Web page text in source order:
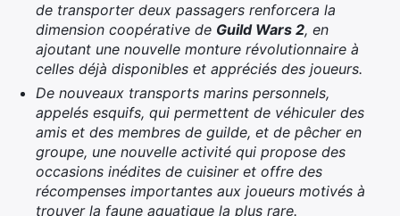
de transporter deux passagers renforcera la
dimension coopérative de Guild Wars 2, en
ajoutant une nouvelle monture révolutionnaire à
celles déjà disponibles et appréciés des joueurs.
De nouveaux transports marins personnels,
appelés esquifs, qui permettent de véhiculer des
amis et des membres de guilde, et de pêcher en
groupe, une nouvelle activité qui propose des
occasions inédites de cuisiner et offre des
récompenses importantes aux joueurs motivés à
trouver la faune aquatique la plus rare.